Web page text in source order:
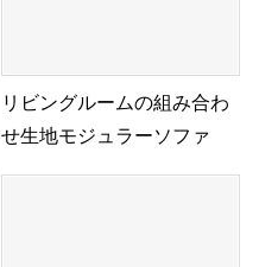
リビングルームの組み合わ
せ生地モジュラーソファ